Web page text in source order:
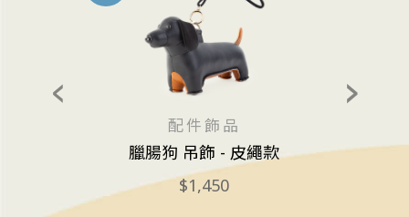
配件飾品
臘腸狗 吊飾 - 皮繩款
1,450
招財